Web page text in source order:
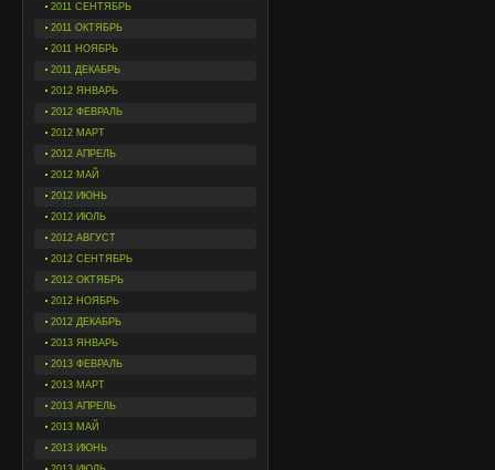
2011 СЕНТЯБРЬ
2011 ОКТЯБРЬ
2011 НОЯБРЬ
2011 ДЕКАБРЬ
2012 ЯНВАРЬ
2012 ФЕВРАЛЬ
2012 МАРТ
2012 АПРЕЛЬ
2012 МАЙ
2012 ИЮНЬ
2012 ИЮЛЬ
2012 АВГУСТ
2012 СЕНТЯБРЬ
2012 ОКТЯБРЬ
2012 НОЯБРЬ
2012 ДЕКАБРЬ
2013 ЯНВАРЬ
2013 ФЕВРАЛЬ
2013 МАРТ
2013 АПРЕЛЬ
2013 МАЙ
2013 ИЮНЬ